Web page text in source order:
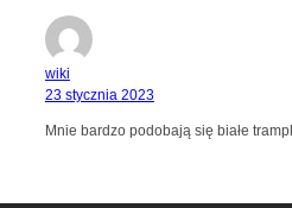
wiki
23 stycznia 2023
Mnie bardzo podobają się białe